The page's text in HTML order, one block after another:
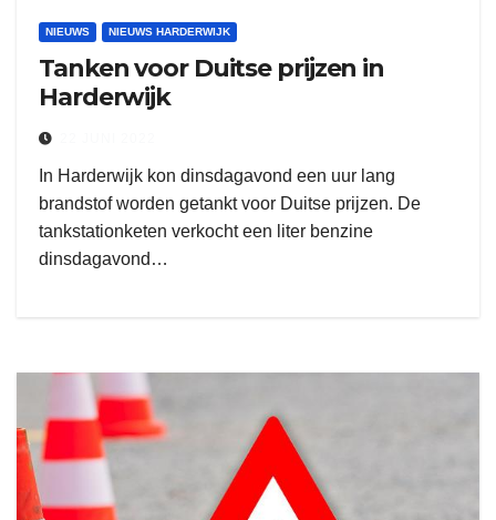
NIEUWS NIEUWS HARDERWIJK
Tanken voor Duitse prijzen in
Harderwijk
In Harderwijk kon dinsdagavond een uur lang
brandstof worden getankt voor Duitse prijzen. De
tankstationketen verkocht een liter benzine
dinsdagavond…